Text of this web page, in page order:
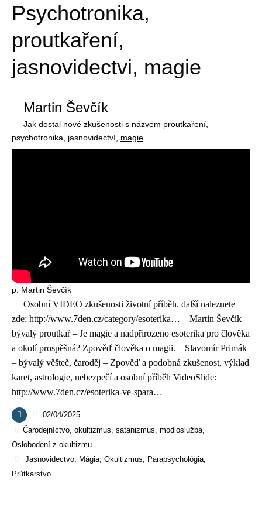
Psychotronika,
proutkaření,
jasnovidectvi, magie
Martin Ševčík
Jak dostal nové zkušenosti s názvem proutkaření
psychotronika, jasnovidectví, magie
p. Martin Ševčík
Osobní VIDEO zkušenosti životní příběh. další naleznete
zde: http://www.7den.cz/category/esoterika… ​ – Martin Ševčík –
bývalý proutkař – Je magie a nadpřirozeno esoterika pro člověka
a okolí prospěšná? Zpověď člověka o magii. – Slavomír Primák
– bývalý věšteč, čaroděj – Zpověď a podobná zkušenost, výklad
karet, astrologie, nebezpečí a osobní příběh VideoSlide:
http://www.7den.cz/esoterika-ve-spara…
02/04/2025
Čarodejníctvo, okultizmus, satanizmus, modloslužba,
Oslobodení z okultizmu
Jasnovidectvo, Mágia, Okultizmus, Parapsychológia,
Prútkarstvo